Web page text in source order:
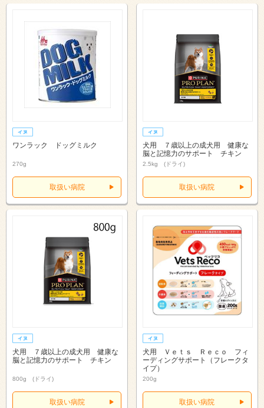
ワンラック ドッグミルク
270g
取扱い病院
犬用 ７歳以上の成犬用 健康な
脳と記憶力のサポート チキン
2.5kg (ドライ)
取扱い病院
犬用 ７歳以上の成犬用 健康な
脳と記憶力のサポート チキン
800g (ドライ)
取扱い病院
犬用 Ｖｅｔｓ Ｒｅｃｏ フィ
ーディングサポート（フレークタ
イプ）
200g
取扱い病院